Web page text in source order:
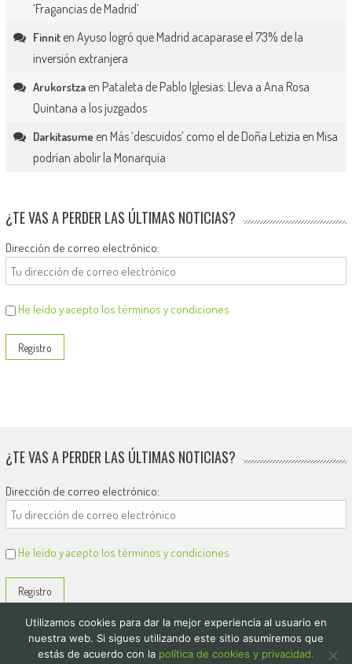
‘Fragancias de Madrid’
Finniten Ayuso logró que Madrid acaparase el 73% de la
inversión extranjera
Arukorstzaen Pataleta de Pablo Iglesias: Lleva a Ana Rosa
Quintana a los juzgados
Darkitasume en Más ‘descuidos’ como el de Doña Letizia en Misa
podrían abolir la Monarquía
¿TE VAS A PERDER LAS ÚLTIMAS NOTICIAS?
Dirección de correo electrónico:
He leído y acepto los términos y condiciones
¿TE VAS A PERDER LAS ÚLTIMAS NOTICIAS?
Dirección de correo electrónico:
He leído y acepto los términos y condiciones
Utilizamos cookies para dar la mejor experiencia al usuario en
nuestra web. Si sigues utilizando este sitio asumiremos que
estás de acuerdo con la política de cookies y privacidad.